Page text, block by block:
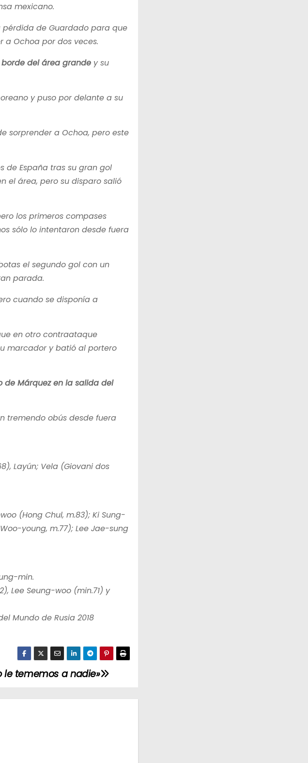
mexicano.
pérdida de Guardado para que
Ochoa por dos veces.
del área grande y su
y puso por delante a su
sorprender a Ochoa, pero este
de España tras su gran gol
el área, pero su disparo salió
los primeros compases
sólo lo intentaron desde fuera
el segundo gol con un
parada.
cuando se disponía a
en otro contraataque
marcador y batió al portero
de Márquez en la salida del
tremendo obús desde fuera
Layún; Vela (Giovani dos
(Hong Chul, m.83); Ki Sung-
young, m.77); Lee Jae-sung
min.
Lee Seung-woo (min.71) y
Mundo de Rusia 2018
le tememos a nadie»